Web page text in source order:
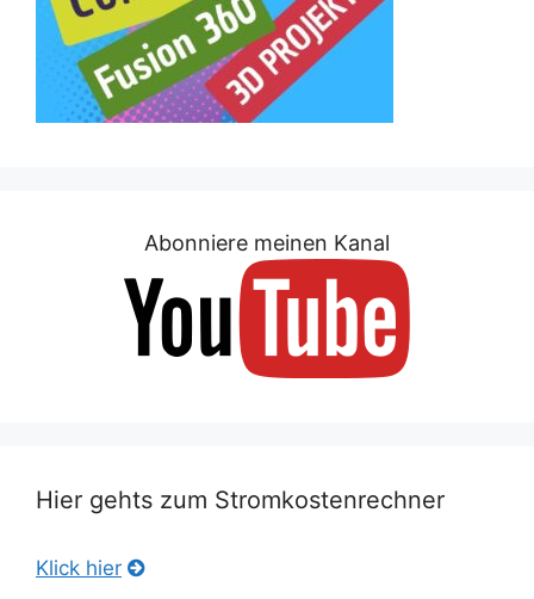
Abonniere meinen Kanal
Hier gehts zum Stromkostenrechner
Klick hier